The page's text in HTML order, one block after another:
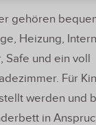
gehören
Heizung,
Safe und ein voll
Für
werden und
in